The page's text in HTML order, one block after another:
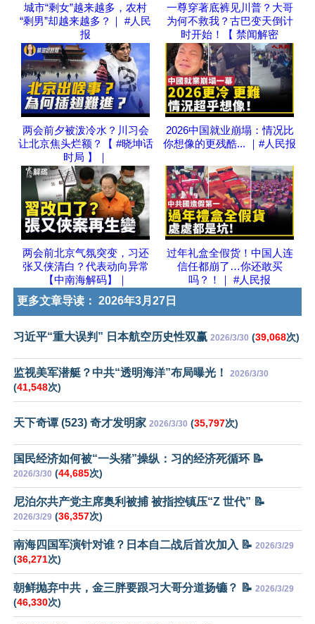
城市“剩女”越来越多，农村
“剩男”却越来越多？｜ #人民
报
一尊穿著底裤见川普？大哥
为何不救我？古巴变天倒计
时开始！【 禁闻解密
两会前夕被泼冷水？川习会
让北京焦头烂额？【 #晓坤话
时局 】｜
2026中国就业崩塌：情况比
你想像的更残酷... ｜#人民报
两会前北京气氛突变，习还
张又侠清白？代表动向异常
【中南海解码】｜
过年礼盒全假货！中国人连
信任都崩了…你还敢买
吗？！｜ #人民报
更多文章导读： 2026年3月27日
习近平“重大误判” 日本航空历史性双赢 2026/3/30 (39,068次)
监视美军潜艇？中共“透明海洋”布局曝光！ 2026/3/30
(41,548次)
天下奇谭 (523) 奇才发明家 2026/3/30 (35,797次)
国民经济如何被“一头猪”操纵：习的经济死循环 📝
2026/3/30 (44,685次)
尼泊尔共产党主席奥利被捕 被指控镇压“Z 世代” 📝
2026/3/29 (36,357次)
南海四国军演针对谁？日本自二战后首次加入 📝 2026/3/29
(36,271次)
朝鲜抛弃中共，金三胖要跟习大哥分道扬镳？ 📝 2026/3/29
(46,330次)